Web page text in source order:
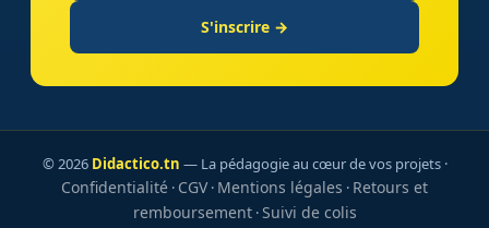
S'inscrire →
© 2026 Didactico.tn — La pédagogie au cœur de vos projets ·
Confidentialité · CGV· Mentions légales · Retours et
remboursement·Suivi de colis